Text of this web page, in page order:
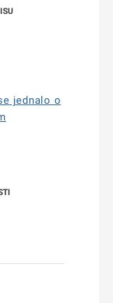
jednalo o